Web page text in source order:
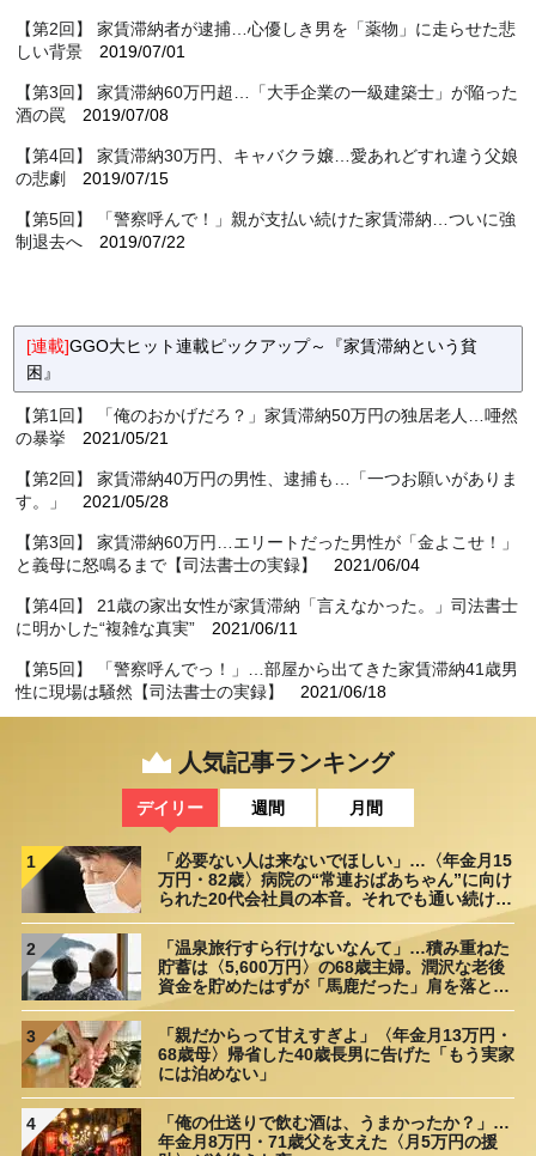
【第2回】 家賃滞納者が逮捕…心優しき男を「薬物」に走らせた悲
しい背景 2019/07/01
【第3回】 家賃滞納60万円超…「大手企業の一級建築士」が陥った
酒の罠 2019/07/08
【第4回】 家賃滞納30万円、キャバクラ嬢…愛あれどすれ違う父娘
の悲劇
2019/07/15
【第5回】 「警察呼んで！」親が支払い続けた家賃滞納…ついに強
制退去へ 2019/07/22
【第7回】 金銭トラブルを量産…「お金を借りる」ハードルが下が
った背景
【第8回】 部屋で「餓死」…家族にも頼れなかった20歳家賃滞納者
の絶望 2019/08/12
【第9回】 どうすれば…「ひとり親家庭」が家賃滞納せざるを得な
い現実
2019/08/19
【第10回】 「払えません、それが何か？」悪質な家賃滞納者の呆
れた実態2019/08/26
【第11回】 2歳の娘と遊んでいたら突然…家賃滞納・強制執行の悲
しい現場2019/09/03
【最終回】 事故か認知症か…忽然と姿を消した83歳家賃滞納者の
行方は？2019/09/17
[連載]GGO大ヒット連載ピックアップ～『家賃滞納という貧
困』
【第1回】 「俺のおかげだろ？」家賃滞納50万円の独居老人…唖然
の暴挙 2021/05/21
【第2回】 家賃滞納40万円の男性、逮捕も…「一つお願いがありま
す。」
2021/05/28
【第3回】 家賃滞納60万円…エリートだった男性が「金よこせ！」
と義母に怒鳴るまで【司法書士の実録】
2021/06/04
【第4回】 21歳の家出女性が家賃滞納「言えなかった。」司法書士
に明かした“複雑な真実” 2021/06/11
【第5回】 「警察呼んでっ！」…部屋から出てきた家賃滞納41歳男
性に現場は騒然【司法書士の実録】
2021/06/18
2021/06/25
【第7回】 「親も貧困」20歳の家賃滞納者…ドアを開けると衝撃の
結果が【司法書士の実録】
2021/07/02
【第8回】 「家賃払えません、それが何か？」悪質滞納者を追い出
せず、家主破産の悲惨2021/07/09
【第9回】 「裁判所です。鍵開けますよ」泣き叫ぶ妻…30歳エリー
ト夫、大転落のワケ【司法書士の実録】2021/07/16
【最終回】 83歳・勝ち組女性が「家賃滞納で強制執行」…ドアノ
ブを見て確信した「恐ろしい事態」【司法書士の実録】
2021/07/18
人気記事ランキング
デイリー 週間 月間
1
「必要ない人は来ないでほしい」…〈年金月15
万円・82歳〉病院の“常連おばあちゃん”に向け
られた20代会社員の本音。それでも通い続ける
2
「温泉旅行すら行けないなんて」…積み重ねた
貯蓄は〈5,600万円〉の68歳主婦。潤沢な老後
資金を貯めたはずが「馬鹿だった」肩を落とす
3
「親だからって甘えすぎよ」〈年金月13万円・
68歳母〉帰省した40歳長男に告げた「もう実家
には泊めない」
4
「俺の仕送りで飲む酒は、うまかったか？」…
年金月8万円・71歳父を支えた〈月5万円の援